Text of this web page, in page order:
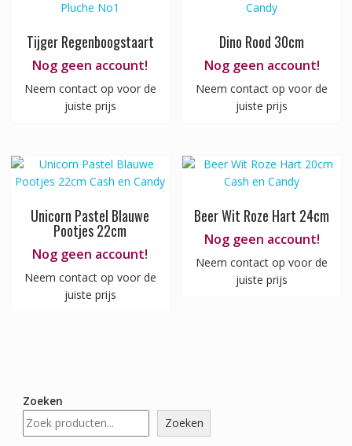
Tijger Regenboogstaart
Nog geen account!
Neem contact op voor de
juiste prijs
Dino Rood 30cm
Nog geen account!
Neem contact op voor de
juiste prijs
Unicorn Pastel Blauwe
Pootjes 22cm
Nog geen account!
Neem contact op voor de
juiste prijs
Beer Wit Roze Hart 24cm
Nog geen account!
Neem contact op voor de
juiste prijs
Zoeken
Zoeken